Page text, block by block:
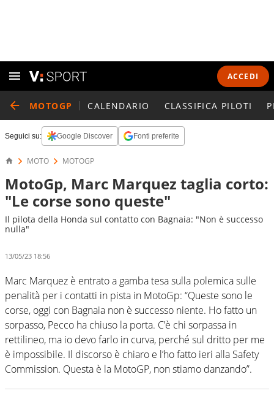
ACCEDI
MOTOGP CALENDARIO CLASSIFICA PILOTI
Seguici su: Google Discover Fonti preferite
MOTO MOTOGP
MotoGp, Marc Marquez taglia corto:
"Le corse sono queste"
Il pilota della Honda sul contatto con Bagnaia: "Non è successo
nulla"
13/05/23 18:56
Marc Marquez è entrato a gamba tesa sulla polemica sulle
penalità per i contatti in pista in MotoGp: “Queste sono le
corse, oggi con Bagnaia non è successo niente. Ho fatto un
sorpasso, Pecco ha chiuso la porta. C’è chi sorpassa in
rettilineo, ma io devo farlo in curva, perché sul dritto per me
è impossibile. Il discorso è chiaro e l’ho fatto ieri alla Safety
Commission. Questa è la MotoGP, non stiamo danzando”.